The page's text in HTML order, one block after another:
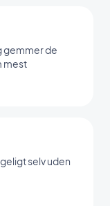
gemmer de
mest
selv uden